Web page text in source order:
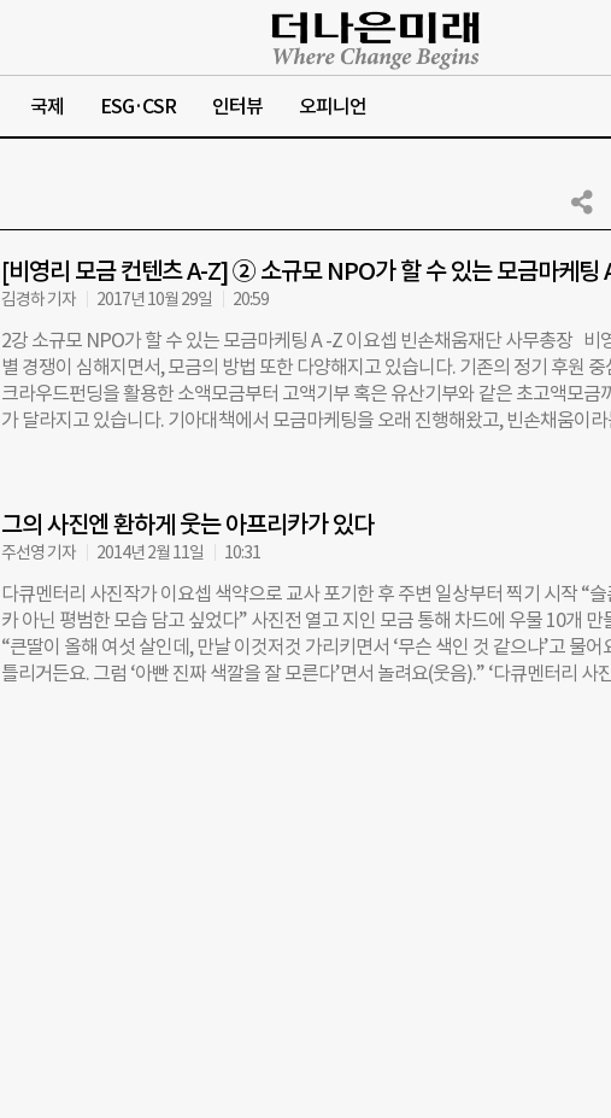
국제 ESG·CSR 인터뷰 오피니언
[비영리 모금 컨텐츠 A-Z] ② 소규모 NPO가 할 수 있는 모금마케팅
김경하 기자 2017년 10월 29일 20:59
2강 소규모 NPO가 할 수 있는 모금마케팅 A -Z 이요셉 빈손채움재단 사무총장 비
별 경쟁이 심해지면서, 모금의 방법 또한 다양해지고 있습니다. 기존의 정기 후원 중
크라우드펀딩을 활용한 소액모금부터 고액기부 혹은 유산기부와 같은 초고액모금
가 달라지고 있습니다. 기아대책에서 모금마케팅을 오래 진행해왔고, 빈손채움이
모 NGO에서 일하면서 A부터 Z까지 진행해보면서, 진짜 자기 실력이 무엇인지에 대
느끼게 됐어요. 혹시 기회가 되면 크라우드펀딩을 본인이 직접 한번 실행해 보세요.
의 프로젝트도 좋고, 아니면 법인의 프로젝트를 해봐도 상관없어요. 그걸 해보면 ‘내
이 정도이구나, 내 네트워크가 이 정도였구나, 지금까지 하나의 결과물을 만들어냈
력은 몇 %이고, 팀원들 실력은 몇 %였는지’ 이런 게 정확하게 드러납니다. Q2. 오랜
금을 해오면서 내린 본인만의 ‘모금에 대한 정의’가 있다면 무엇인가요? 우리가 흔
어느 정도 될까’를 많이 고민하죠. 모금을 한자로 풀어보면, 금액을 모으는 것이잖아
그의 사진엔 환하게 웃는 아프리카가 있다
주선영 기자 2014년 2월 11일 10:31
다큐멘터리 사진작가 이요셉 색약으로 교사 포기한 후 주변 일상부터 찍기 시작 “슬
카 아닌 평범한 모습 담고 싶었다” 사진전 열고 지인 모금 통해 차드에 우물 10개 만
“큰딸이 올해 여섯 살인데, 만날 이것저것 가리키면서 ‘무슨 색인 것 같으냐’고 물어
틀리거든요. 그럼 ‘아빤 진짜 색깔을 잘 모른다’면서 놀려요(웃음).” ‘다큐멘터리 사